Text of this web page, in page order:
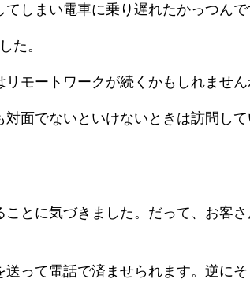
しまい電車に乗り遅れたかっつんで
た。
モートワークが続くかもしれません
面でないといけないときは訪問し
とに気づきました。だって、お客
って電話で済ませられます。逆に